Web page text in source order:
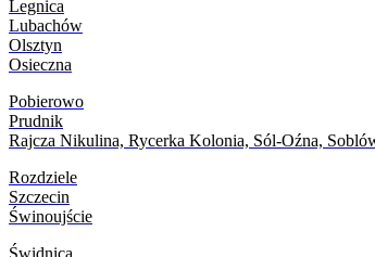
Legnica
Lubachów
Olsztyn
Osieczna
Pobierowo
Prudnik
Rajcza Nikulina, Rycerka Kolonia, Sól-Oźna,
Rozdziele
Szczecin
Świnoujście